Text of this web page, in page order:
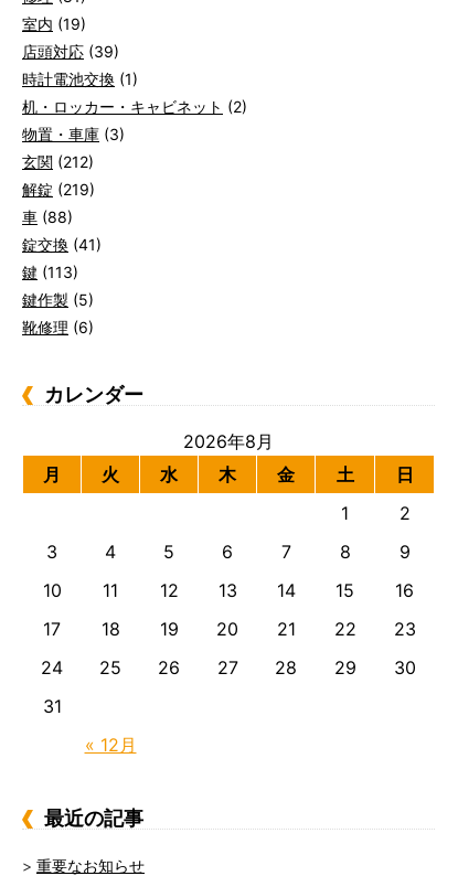
室内 (19)
店頭対応 (39)
時計電池交換 (1)
机・ロッカー・キャビネット (2)
物置・車庫 (3)
玄関 (212)
解錠 (219)
車 (88)
錠交換 (41)
鍵 (113)
鍵作製 (5)
靴修理 (6)
カレンダー
2026年8月
月
火 水 木 金 土 日
« 12月
1
2
3
4 5 6 7 8
9
10
11 12 13 14 15
16
17
18 19 20 21 22
23
24
25 26 27 28 29
30
31
最近の記事
重要なお知らせ